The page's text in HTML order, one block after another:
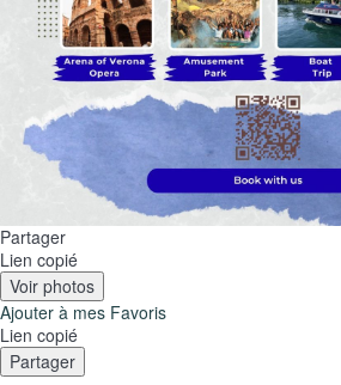
Partager
Lien copié
Voir photos
Ajouter à mes Favoris
Lien copié
Partager